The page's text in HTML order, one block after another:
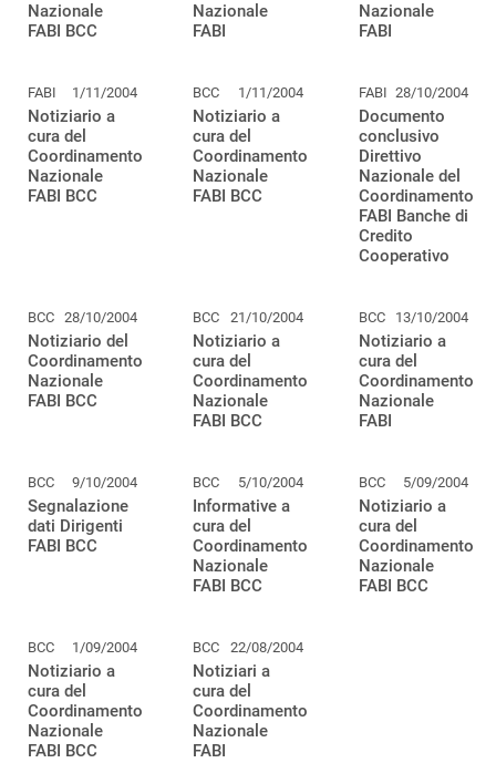
Nazionale
FABI BCC
Nazionale
FABI
Nazionale
FABI
FABI 1/11/2004
Notiziario a
cura del
Coordinamento
Nazionale
FABI BCC
BCC 1/11/2004
Notiziario a
cura del
Coordinamento
Nazionale
FABI BCC
FABI 28/10/2004
Documento
conclusivo
Direttivo
Nazionale del
Coordinamento
FABI Banche di
Credito
Cooperativo
BCC 28/10/2004
Notiziario del
Coordinamento
Nazionale
FABI BCC
BCC 21/10/2004
Notiziario a
cura del
Coordinamento
Nazionale
FABI BCC
BCC 13/10/2004
Notiziario a
cura del
Coordinamento
Nazionale
FABI
BCC 9/10/2004
Segnalazione
dati Dirigenti
FABI BCC
BCC 5/10/2004
Informative a
cura del
Coordinamento
Nazionale
FABI BCC
BCC 5/09/2004
Notiziario a
cura del
Coordinamento
Nazionale
FABI BCC
BCC 1/09/2004
Notiziario a
cura del
Coordinamento
Nazionale
FABI BCC
BCC 22/08/2004
Notiziari a
cura del
Coordinamento
Nazionale
FABI